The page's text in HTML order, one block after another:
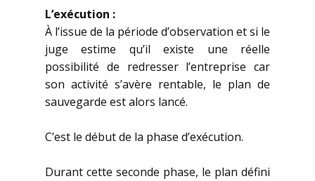
L’exécution :
À l’issue de la période d’observation et si le
juge estime qu’il existe une réelle
possibilité de redresser l’entreprise car
son activité s’avère rentable, le plan de
sauvegarde est alors lancé.
C’est le début de la phase d’exécution.
Durant cette seconde phase, le plan défini